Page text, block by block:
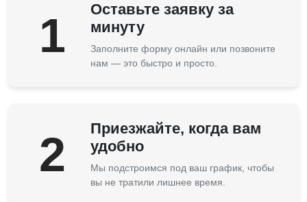
1
Оставьте заявку за
минуту
Заполните форму онлайн или позвоните
нам — это быстро и просто.
2
Приезжайте, когда вам
удобно
Мы подстроимся под ваш график, чтобы
вы не тратили лишнее время.